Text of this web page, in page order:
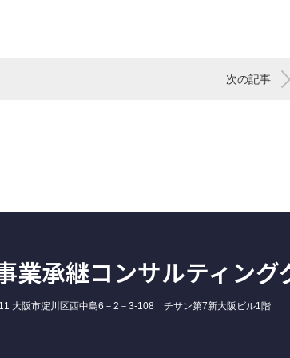
次の記事
業承継コンサルティング
大阪市淀川区西中島6－2－3-108 チサン第7新大阪ビル1階